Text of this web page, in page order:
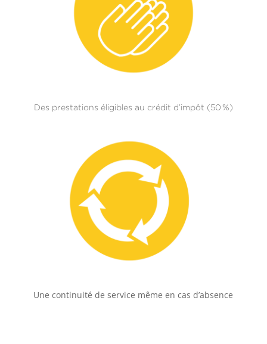
Des prestations éligibles au crédit d’impôt (50 %)
Une continuité de service même en cas d’absence